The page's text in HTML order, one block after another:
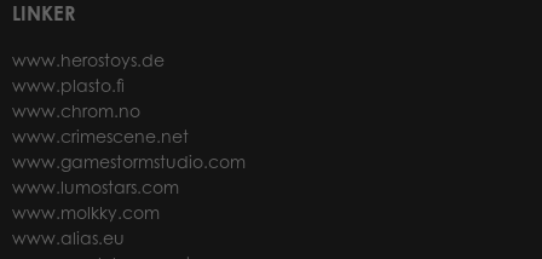
LINKER
www.herostoys.de
www.plasto.fi
www.chrom.no
www.crimescene.net
www.gamestormstudio.com
www.lumostars.com
www.molkky.com
www.alias.eu